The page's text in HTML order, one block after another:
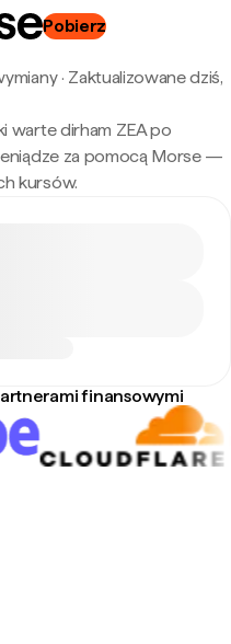
Pobierz
· Zaktualizowane dziś,
warte dirham ZEA po
za pomocą Morse —
kursów.
finansowymi